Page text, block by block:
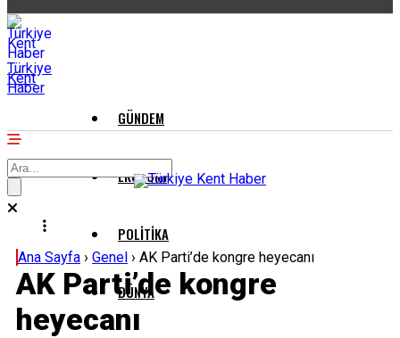
Türkiye
Kent
Haber
GÜNDEM
EKONOMI
POLITIKA
DÜNYA
Ana Sayfa › Genel › AK Parti’de kongre heyecanı
AK Parti’de kongre
heyecanı